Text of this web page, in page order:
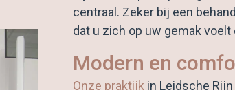
centraal. Zeker bij een
dat u zich op uw gemak
Modern en
Onze praktijk in Leidsche